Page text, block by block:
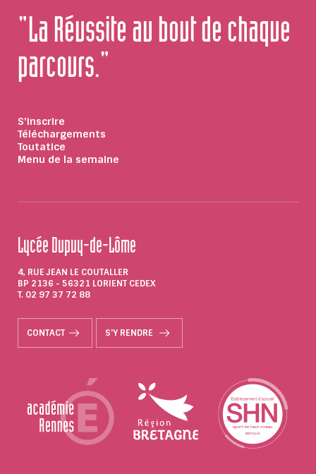
"La Réussite au bout de chaque
parcours."
S'inscrire
Téléchargements
Toutatice
Menu de la semaine
Lycée Dupuy-de-Lôme
4, RUE JEAN LE COUTALLER
BP 2136 - 56321 LORIENT CEDEX
T. 02 97 37 72 88
CONTACT S'Y RENDRE